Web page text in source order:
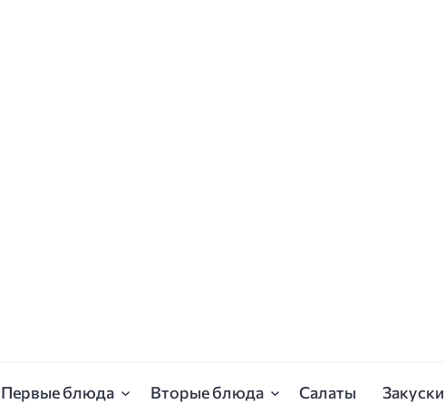
Первые блюда Вторые блюда Салаты Закуски